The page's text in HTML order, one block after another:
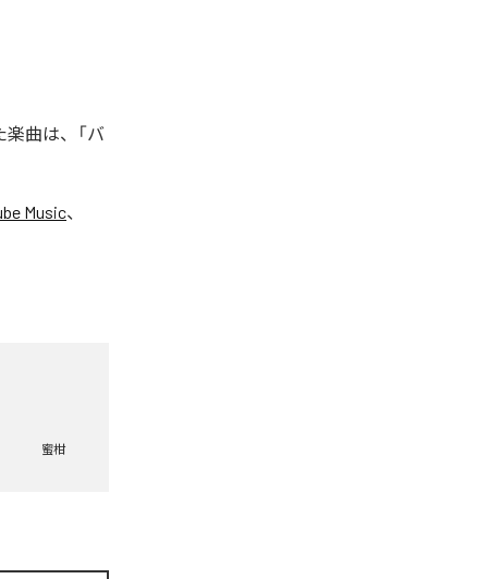
曲は、「バ
Music、
蜜柑